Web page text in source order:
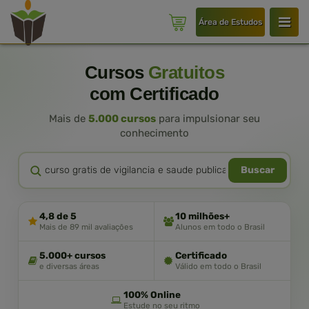
Área de Estudos
Cursos Gratuitos
com Certificado
Mais de 5.000 cursos para impulsionar seu
conhecimento
Buscar
4,8 de 5
Mais de 89 mil avaliações
10 milhões+
Alunos em todo o Brasil
5.000+ cursos
e diversas áreas
Certificado
Válido em todo o Brasil
100% Online
Estude no seu ritmo